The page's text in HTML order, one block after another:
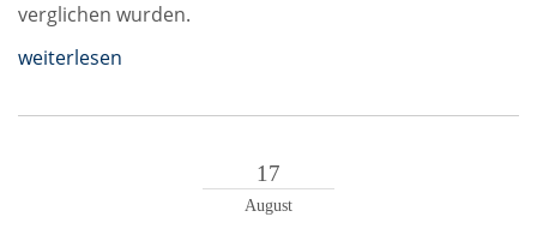
verglichen wurden.
weiterlesen
17
August